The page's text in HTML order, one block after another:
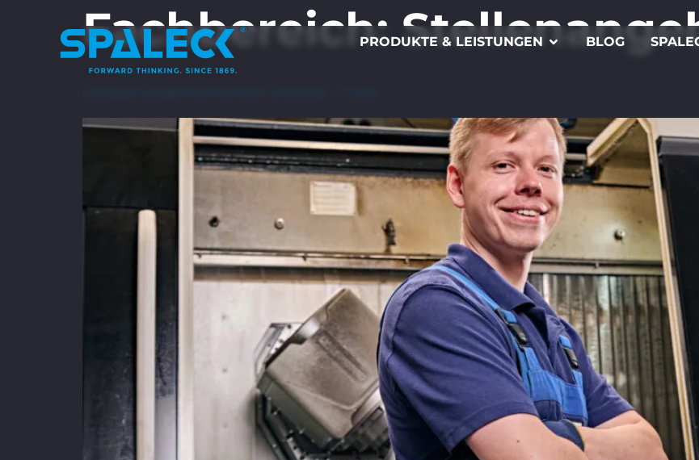
PRODUKTE & LEISTUNGEN BLOG
Fachbereich: